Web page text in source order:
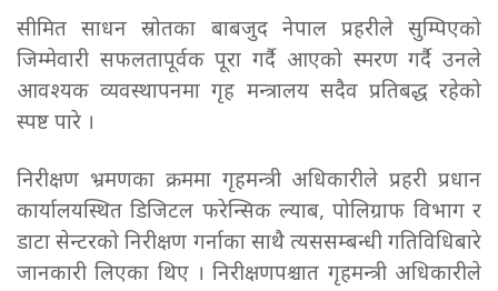
सीमित साधन स्रोतका बाबजुद नेपाल प्रहरीले सुम्पिएको
जिम्मेवारी सफलतापूर्वक पूरा गर्दै आएको स्मरण गर्दै उनले
आवश्यक व्यवस्थापनमा गृह मन्त्रालय सदैव प्रतिबद्ध रहेको
स्पष्ट पारे ।
निरीक्षण भ्रमणका क्रममा गृहमन्त्री अधिकारीले प्रहरी प्रधान
कार्यालयस्थित डिजिटल फरेन्सिक ल्याब, पोलिग्राफ विभाग र
डाटा सेन्टरको निरीक्षण गर्नाका साथै त्यससम्बन्धी गतिविधिबारे
जानकारी लिएका थिए । निरीक्षणपश्चात गृहमन्त्री अधिकारीले